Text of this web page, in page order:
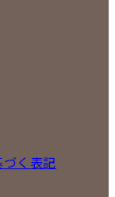
く表記